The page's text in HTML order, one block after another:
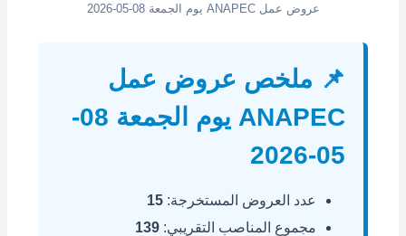
عروض عمل ANAPEC يوم الجمعة 08-05-2026
📌 ملخص عروض عمل
ANAPEC يوم الجمعة 08-
05-2026
عدد العروض المستخرجة: 15
مجموع المناصب التقريبي: 139